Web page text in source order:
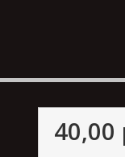
40,00